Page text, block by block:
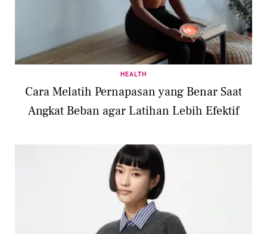
HEALTH
Cara Melatih Pernapasan yang Benar Saat
Angkat Beban agar Latihan Lebih Efektif